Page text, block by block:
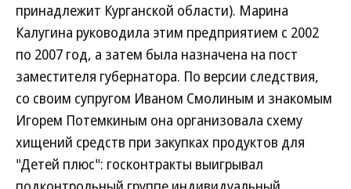
принадлежит Курганской области). Марина
Калугина руководила этим предприятием с 2002
по 2007 год, а затем была назначена на пост
заместителя губернатора. По версии следствия,
со своим супругом Иваном Смолиным и знакомым
Игорем Потемкиным она организовала схему
хищений средств при закупках продуктов для
"Детей плюс": госконтракты выигрывал